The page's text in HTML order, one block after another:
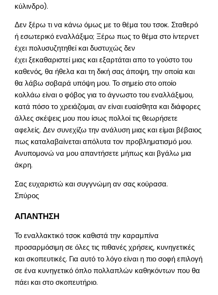
κύλινδρο).
Δεν ξέρω τι να κάνω όμως με το θέμα του τσοκ. Σταθερό
ή εσωτερικό εναλλάξιμο; Ξέρω πως το θέμα στο ίντερνετ
έχει πολυσυζητηθεί και δυστυχώς δεν
έχει ξεκαθαριστεί μιας και εξαρτάται απο το γούστο του
καθενός, θα ήθελα και τη δική σας άποψη, την οποία και
θα λάβω σοβαρά υπόψη μου. Το σημείο στο οποίο
κολλάω είναι ο φόβος για το άγνωστο του εναλλάξιμου,
κατά πόσο το χρειάζομαι, αν είναι ευαίσθητα και διάφορες
άλλες σκέψεις μου που ίσως πολλοί τις θεωρήσετε
αφελείς. Δεν συνεχίζω την ανάλυση μιας και είμαι βέβαιος
πως καταλαβαίνεται απόλυτα τον προβληματισμό μου.
Ανυπομονώ να μου απαντήσετε μήπως και βγάλω μια
άκρη.
Σας ευχαριστώ και συγγνώμη αν σας κούρασα.
Σπύρος
ΑΠΑΝΤΗΣΗ
Το εναλλακτικό τσοκ καθιστά την καραμπίνα
προσαρμόσιμη σε όλες τις πιθανές χρήσεις, κυνηγετικές
και σκοπευτικές. Για αυτό το λόγο είναι η πιο σοφή επιλογή
σε ένα κυνηγετικό όπλο πολλαπλών καθηκόντων που θα
πάει και στο σκοπευτήριο.